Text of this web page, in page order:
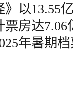
以13.55
房达7.06
年暑期